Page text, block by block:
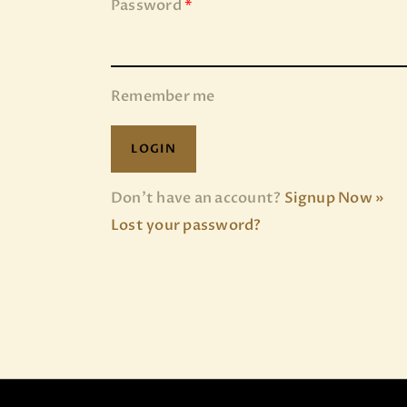
Password *
Remember me
Don’t have an account? Signup Now »
Lost your password?